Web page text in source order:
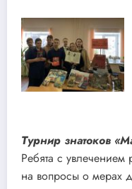
Турнир знатоков
Ребята с увлечением
на вопросы о мерах